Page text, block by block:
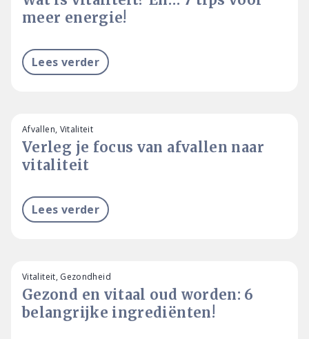
meer energie!
Lees verder
Verleg je focus van afvallen naar
vitaliteit
Afvallen, Vitaliteit
Lees verder
Gezond en vitaal oud worden: 6
belangrijke ingrediënten!
Vitaliteit, Gezondheid